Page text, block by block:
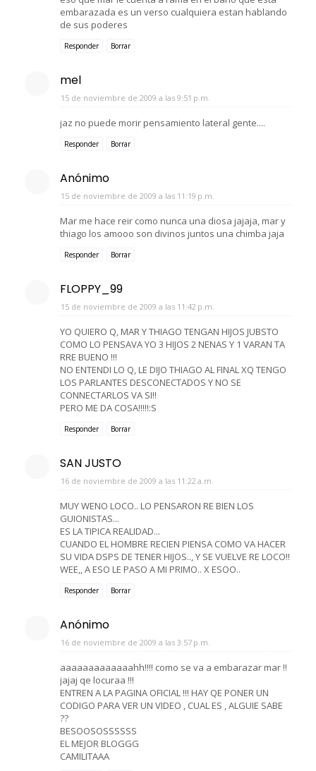
embarazada es un verso cualquiera estan hablando
de sus poderes
Responder Borrar
mel
15 de noviembre de 2009 a las 9:51 p.m.
jaz no puede morir pensamiento lateral gente....
Responder Borrar
Anónimo
15 de noviembre de 2009 a las 11:19 p.m.
Mar me hace reir como nunca una diosa jajaja, mar y
thiago los amooo son divinos juntos una chimba jaja
Responder Borrar
FLOPPY_99
15 de noviembre de 2009 a las 11:42 p.m.
YO QUIERO Q, MAR Y THIAGO TENGAN HIJOS JUBSTO
COMO LO PENSAVA YO 3 HIJOS 2 NENAS Y 1 VARAN TA
RRE BUENO !!!
NO ENTENDI LO Q, LE DIJO THIAGO AL FINAL XQ TENGO
LOS PARLANTES DESCONECTADOS Y NO SE
CONNECTARLOS VA SI!!
PERO ME DA COSA!!!!!:S
Responder Borrar
SAN JUSTO
16 de noviembre de 2009 a las 11:22 a.m.
MUY WENO LOCO.. LO PENSARON RE BIEN LOS
GUIONISTAS...
ES LA TIPICA REALIDAD...
CUANDO EL HOMBRE RECIEN PIENSA COMO VA HACER
SU VIDA DSPS DE TENER HIJOS.., Y SE VUELVE RE LOCO!!
WEE,, A ESO LE PASO A MI PRIMO.. X ESOO..
Responder Borrar
Anónimo
16 de noviembre de 2009 a las 3:57 p.m.
aaaaaaaaaaaaahh!!!! como se va a embarazar mar !!
jajaj qe locuraa !!!
ENTREN A LA PAGINA OFICIAL !!! HAY QE PONER UN
CODIGO PARA VER UN VIDEO , CUAL ES , ALGUIE SABE
??
BESOOSOSSSSSS
EL MEJOR BLOGGG
CAMILITAAA